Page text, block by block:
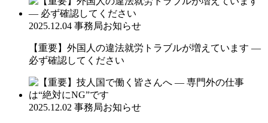
2025.12.04 事務局お知らせ
【重要】外国人の違法就労トラブルが増えています ―
必ず確認してください
2025.12.02 事務局お知らせ